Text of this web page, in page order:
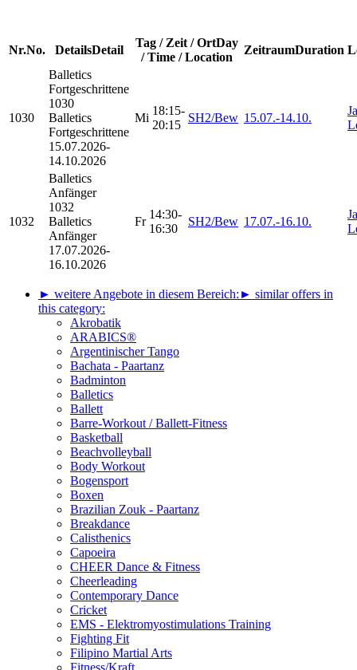
Nr.No. DetailsDetail
Tag / Zeit / OrtDay
/ Time / Location
ZeitraumDuration
1030
Balletics
Fortgeschrittene
1030
Balletics
Fortgeschrittene
15.07.2026-
14.10.2026
Mi
18:15-
20:15
SH2/Bew 15.07.-14.10.
1032
Balletics
Anfänger
1032
Balletics
Anfänger
17.07.2026-
16.10.2026
Fr
14:30-
16:30
SH2/Bew 17.07.-16.10.
► weitere Angebote in diesem Bereich: ► similar offers in
this category:
Akrobatik
ARABICS®
Argentinischer Tango
Bachata - Paartanz
Badminton
Balletics
Ballett
Barre-Workout / Ballett-Fitness
Basketball
Beachvolleyball
Body Workout
Bogensport
Boxen
Brazilian Zouk - Paartanz
Breakdance
Calisthenics
Capoeira
CHEER Dance & Fitness
Cheerleading
Contemporary Dance
Cricket
EMS - Elektromyostimulations Training
Fighting Fit
Filipino Martial Arts
Fitness/Kraft